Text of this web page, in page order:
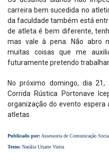
carreira bem sucedida no
da faculdade também está
de atleta é bem diferente,
mas vale à pena. Não abro
muitas coisas que me
futuramente pretendo
No próximo domingo, dia
Corrida Rústica Portonave
organização do evento espera
atletas.
Publicado por:Assessoria de Comunicação
Texto: Natália Uriarte Vieira